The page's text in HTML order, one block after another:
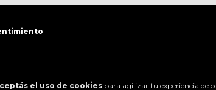
el uso de cookies para agilizar tu experiencia de